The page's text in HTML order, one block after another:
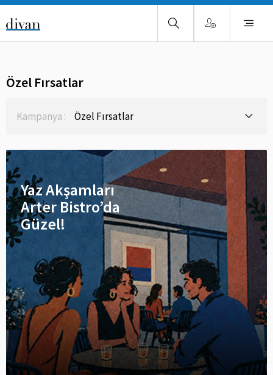
Özel Fırsatlar
Kampanya : Özel Fırsatlar
Yaz Akşamları
Arter Bistro’da
Güzel!